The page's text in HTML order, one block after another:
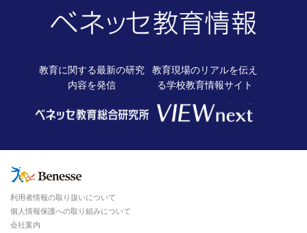
教育に関する最新の研究
内容を発信
教育現場のリアルを伝え
る学校教育情報サイト
利用者情報の取り扱いについて
個人情報保護への取り組みについて
会社案内